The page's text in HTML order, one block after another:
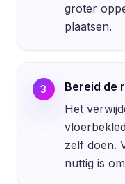
groter
plaatsen.
3
Bereid de
Het
zelf doen.
nuttig is